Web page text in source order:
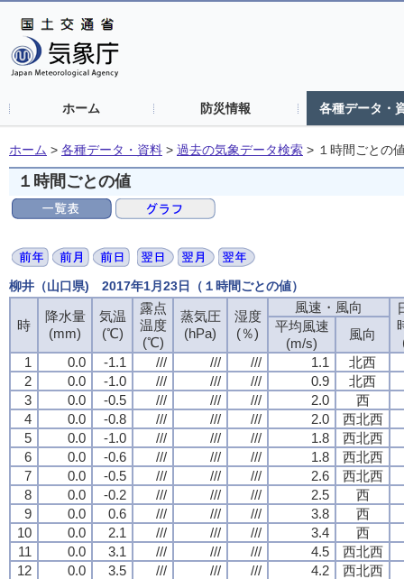
ホーム 防災情報 各種データ・
ホーム > 各種データ・資料 > 過去の気象データ検索 > １時間ごとの
１時間ごとの値
柳井（山口県) 2017年1月23日（１時間ごとの値）
時
降水量
(mm)
気温
(℃)
露点
温度
(℃)
蒸気圧
(hPa)
湿度
(％)
風速・風向
平均風速
(m/s)
風向
1
0.0 -1.1 /// /// /// 1.1
北西
2
0.0 -1.0 /// /// /// 0.9
北西
3
0.0 -0.5 /// /// /// 2.0
西
4
0.0 -0.8 /// /// /// 2.0
西北西
5
0.0 -1.0 /// /// /// 1.8
西北西
6
0.0 -0.6 /// /// /// 1.8
西北西
7
0.0 -0.5 /// /// /// 2.6
西北西
8
0.0 -0.2 /// /// /// 2.5
西
9
0.0 0.6 /// /// /// 3.8
西
10
0.0 2.1 /// /// /// 3.4
西
11
0.0 3.1 /// /// /// 4.5
西北西
12
0.0 3.5 /// /// /// 4.2
西北西